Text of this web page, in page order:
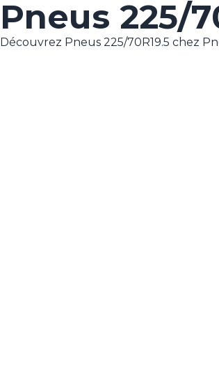
Pneus 225/
Découvrez Pneus 225/70R19.5 chez